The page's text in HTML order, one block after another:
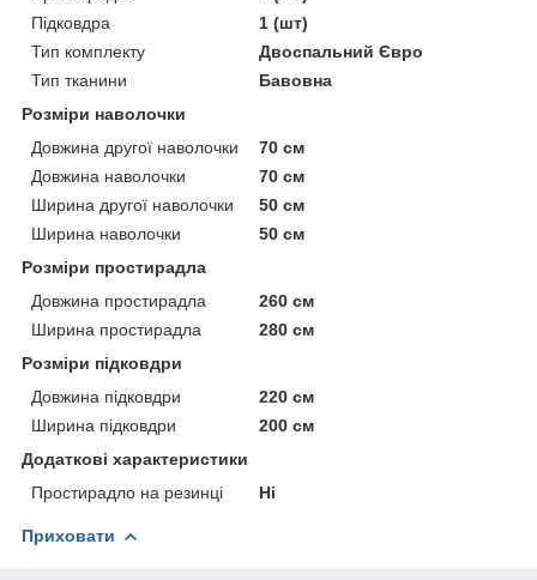
Підковдра
1 (шт)
Тип комплекту
Двоспальний Євро
Тип тканини
Бавовна
Розміри наволочки
Довжина другої наволочки
70 см
Довжина наволочки
70 см
Ширина другої наволочки
50 см
Ширина наволочки
50 см
Розміри простирадла
Довжина простирадла
260 см
Ширина простирадла
280 см
Розміри підковдри
Довжина підковдри
220 см
Ширина підковдри
200 см
Додаткові характеристики
Простирадло на резинці
Ні
Приховати